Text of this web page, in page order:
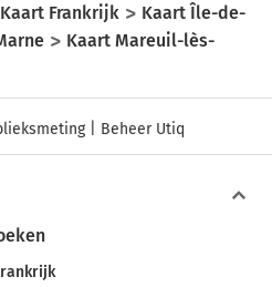
Kaart Frankrijk
Kaart Île-de-
Kaart Mareuil-lès-
| Beheer Utiq